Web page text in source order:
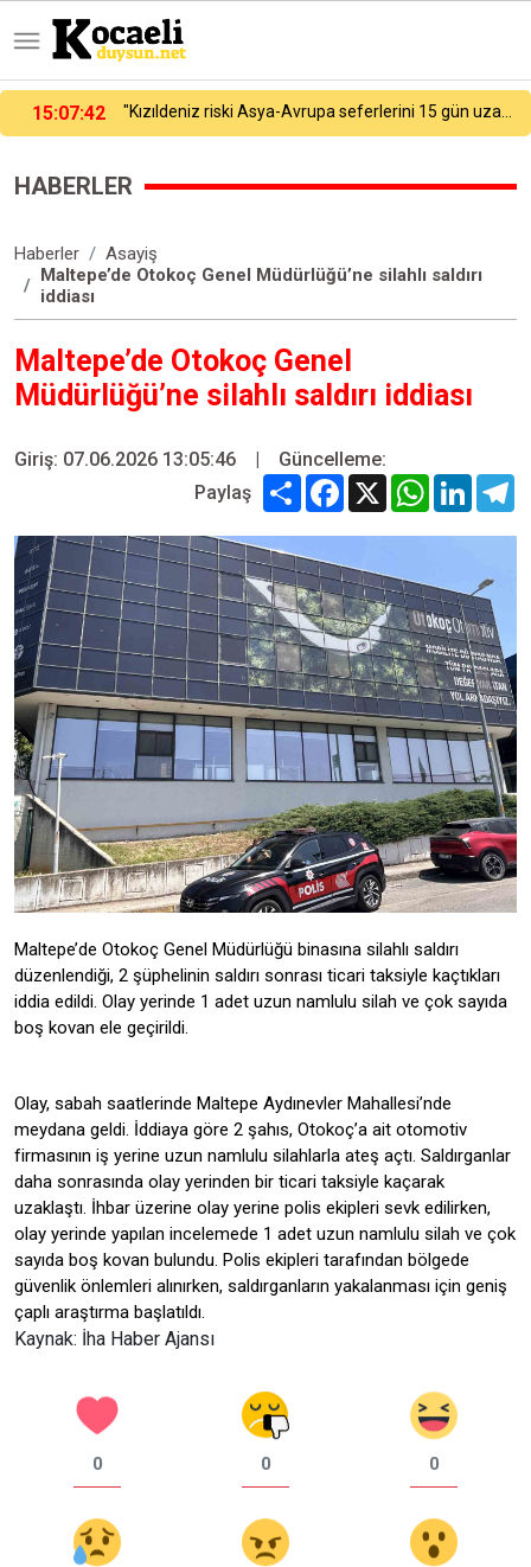
15:10 Mahallede korku dolu anlar: Gaz hattı delindi
HABERLER
Haberler
Asayiş
Maltepe’de Otokoç Genel Müdürlüğü’ne silahlı saldırı
iddiası
Maltepe’de Otokoç Genel
Müdürlüğü’ne silahlı saldırı iddiası
Giriş: 07.06.2026 13:05:46 |
Güncelleme:
Paylaş
Share Facebook
X WhatsApp
Maltepe’de Otokoç Genel Müdürlüğü binasına silahlı saldırı
düzenlendiği, 2 şüphelinin saldırı sonrası ticari taksiyle kaçtıkları
iddia edildi. Olay yerinde 1 adet uzun namlulu silah ve çok sayıda
boş kovan ele geçirildi.
Olay, sabah saatlerinde Maltepe Aydınevler Mahallesi’nde
meydana geldi. İddiaya göre 2 şahıs, Otokoç’a ait otomotiv
firmasının iş yerine uzun namlulu silahlarla ateş açtı. Saldırganlar
daha sonrasında olay yerinden bir ticari taksiyle kaçarak
uzaklaştı. İhbar üzerine olay yerine polis ekipleri sevk edilirken,
olay yerinde yapılan incelemede 1 adet uzun namlulu silah ve çok
sayıda boş kovan bulundu. Polis ekipleri tarafından bölgede
güvenlik önlemleri alınırken, saldırganların yakalanması için geniş
çaplı araştırma başlatıldı.
Kaynak: İha Haber Ajansı
0 0 0